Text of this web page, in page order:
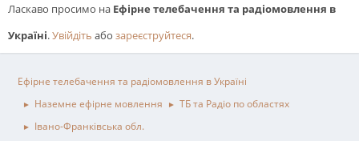
Ласкаво просимо на Ефірне телебачення та радіомовлення в
Україні.Увійдіть або зареєструйтеся.
Ефірне телебачення та радіомовлення в Україні
► Наземне ефірне мовлення ► ТБ та Радіо по областях
► Івано-Франківська обл.